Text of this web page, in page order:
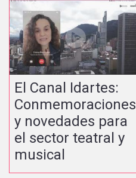
El Canal Idartes:
Conmemoraciones
y novedades para
el sector teatral y
musical